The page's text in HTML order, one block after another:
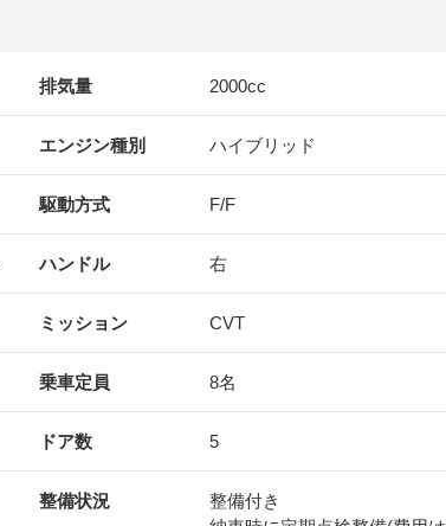
排気量 2000cc
エンジン種別 ハイブリッド
駆動方式 F/F
ハンドル 右
ミッション CVT
乗車定員 8名
ドア数 5
整備状況
整備付き